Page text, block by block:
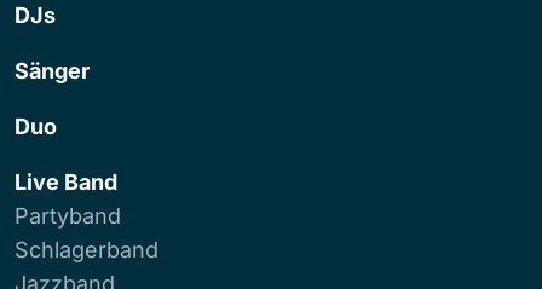
DJs
Sänger
Duo
Live Band
Partyband
Schlagerband
Jazzband